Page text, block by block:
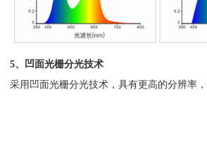
5、凹面光栅分光技术
采用凹面光栅分光技术，具有更高的分辨率